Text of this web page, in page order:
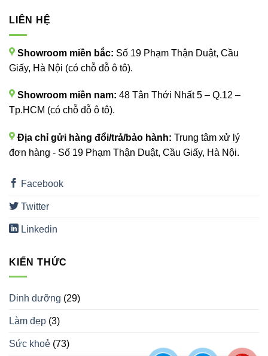
LIÊN HỆ
Showroom miền bắc: Số 19 Phạm Thận Duật, Cầu
Giấy, Hà Nội (có chỗ đỗ ô tô).
Showroom miền nam: 48 Tân Thới Nhất 5 – Q.12 –
Tp.HCM (có chỗ đỗ ô tô).
Địa chỉ gửi hàng đổi/trả/bảo hành: Trung tâm xử lý
đơn hàng - Số 19 Phạm Thận Duật, Cầu Giấy, Hà Nội.
Facebook
Twitter
Linkedin
KIẾN THỨC
Dinh dưỡng (29)
Làm đẹp (3)
Sức khoẻ (73)